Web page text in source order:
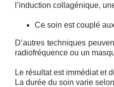
l’induction collagénique,
Ce soin est couplé
D’autres techniques
radiofréquence ou un
Le résultat est immédiat et
La durée du soin varie